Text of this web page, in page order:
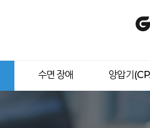
수면 장애 양압기